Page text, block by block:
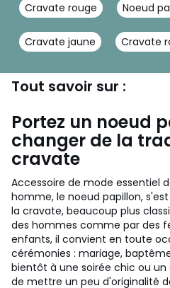
Cravate rouge Noeud
Cravate jaune Cravate
Tout savoir sur :
Portez un noeud
changer de la
cravate
Accessoire de mode essentiel
homme, le noeud papillon,
la cravate, beaucoup plus
des hommes comme par des
enfants, il convient en toute
cérémonies : mariage,
bientôt à une soirée chic ou
de mettre un peu d'originalité